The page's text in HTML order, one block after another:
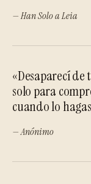
— Han Solo a Leia
«Desaparecí
solo para
cuando lo
— Anónimo